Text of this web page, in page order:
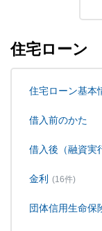
住宅ローン
住宅ローン基本
借入前のかた
借入後（融資実
金利 (16件)
団体信用生命保